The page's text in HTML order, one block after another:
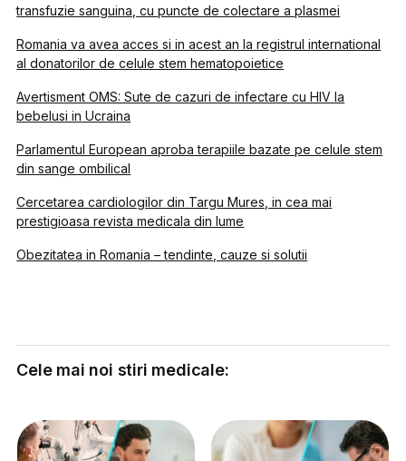
transfuzie sanguina, cu puncte de colectare a plasmei
Romania va avea acces si in acest an la registrul international
al donatorilor de celule stem hematopoietice
Avertisment OMS: Sute de cazuri de infectare cu HIV la
bebelusi in Ucraina
Parlamentul European aproba terapiile bazate pe celule stem
din sange ombilical
Cercetarea cardiologilor din Targu Mures, in cea mai
prestigioasa revista medicala din lume
Obezitatea in Romania – tendinte, cauze si solutii
Cele mai noi stiri medicale: